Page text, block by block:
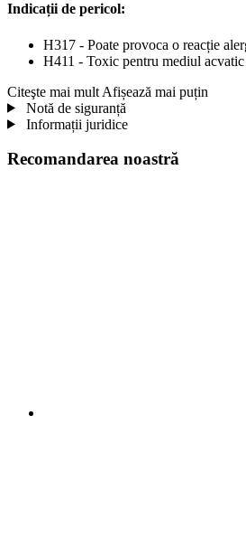
Indicații de pericol:
H317 - Poate provoca o reacție
H411 - Toxic pentru mediul
Citeşte mai mult Afișează mai puțin
Notă de siguranță
Informații juridice
Recomandarea noastră